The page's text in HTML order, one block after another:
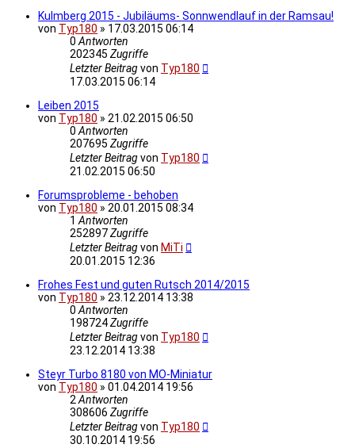
Kulmberg 2015 - Jubiläums- Sonnwendlauf in der Ramsau!
von Typ180 » 17.03.2015 06:14
0Antworten
202345 Zugriffe
Letzter Beitragvon Typ180
17.03.2015 06:14
Leiben 2015
von Typ180 » 21.02.2015 06:50
0Antworten
207695 Zugriffe
Letzter Beitragvon Typ180
21.02.2015 06:50
Forumsprobleme - behoben
von Typ180 » 20.01.2015 08:34
1Antworten
252897Zugriffe
Letzter Beitragvon MiTi
20.01.2015 12:36
Frohes Fest und guten Rutsch 2014/2015
von Typ180 » 23.12.2014 13:38
0Antworten
198724Zugriffe
Letzter Beitragvon Typ180
23.12.2014 13:38
Steyr Turbo 8180 von MO-Miniatur
von Typ180 » 01.04.2014 19:56
2Antworten
308606 Zugriffe
Letzter Beitragvon Typ180
30.10.2014 19:56